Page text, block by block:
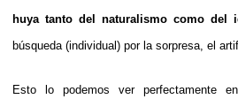
huya tanto del naturalismo como del
búsqueda (individual) por la sorpresa, el
Esto lo podemos ver perfectamente